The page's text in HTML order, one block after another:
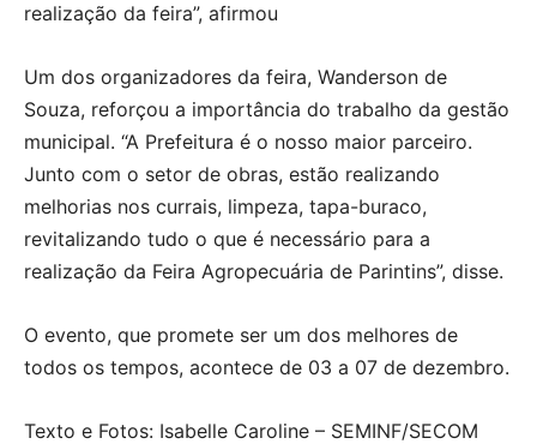
realização da feira”, afirmou
Um dos organizadores da feira, Wanderson de
Souza, reforçou a importância do trabalho da gestão
municipal. “A Prefeitura é o nosso maior parceiro.
Junto com o setor de obras, estão realizando
melhorias nos currais, limpeza, tapa-buraco,
revitalizando tudo o que é necessário para a
realização da Feira Agropecuária de Parintins”, disse.
O evento, que promete ser um dos melhores de
todos os tempos, acontece de 03 a 07 de dezembro.
Texto e Fotos: Isabelle Caroline – SEMINF/SECOM